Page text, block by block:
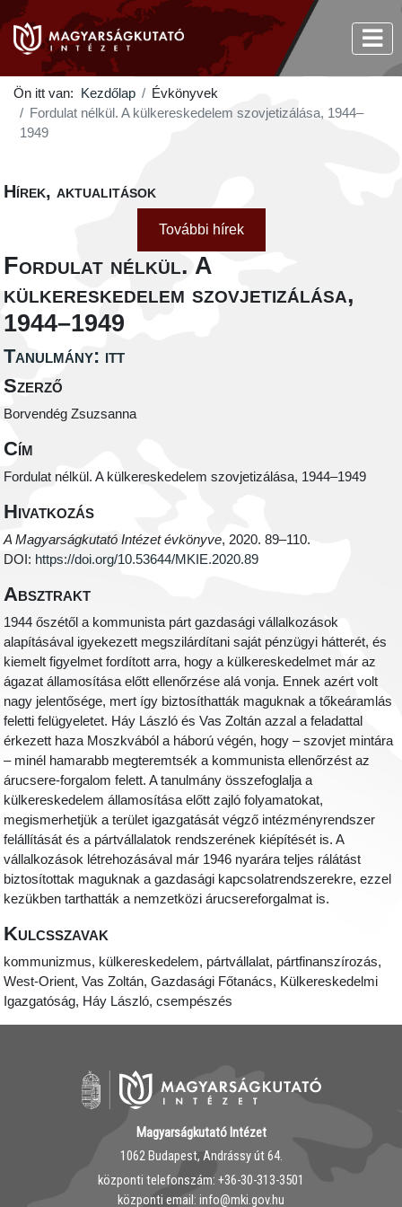
Ön itt van: Kezdőlap
Évkönyvek
Fordulat nélkül. A külkereskedelem szovjetizálása, 1944–
1949
Hírek, aktualitások
További hírek
Fordulat nélkül. A
külkereskedelem szovjetizálása,
1944–1949
Tanulmány: itt
Szerző
Borvendég Zsuzsanna
Cím
Fordulat nélkül. A külkereskedelem szovjetizálása, 1944–1949
Hivatkozás
A Magyarságkutató Intézet évkönyve, 2020. 89–110.
DOI: https://doi.org/10.53644/MKIE.2020.89
Absztrakt
1944 őszétől a kommunista párt gazdasági vállalkozások
alapításával igyekezett megszilárdítani saját pénzügyi hátterét, és
kiemelt figyelmet fordított arra, hogy a külkereskedelmet már az
ágazat államosítása előtt ellenőrzése alá vonja. Ennek azért volt
nagy jelentősége, mert így biztosíthatták maguknak a tőkeáramlás
feletti felügyeletet. Háy László és Vas Zoltán azzal a feladattal
érkezett haza Moszkvából a háború végén, hogy – szovjet mintára
– minél hamarabb megteremtsék a kommunista ellenőrzést az
árucsere-forgalom felett. A tanulmány összefoglalja a
külkereskedelem államosítása előtt zajló folyamatokat,
megismerhetjük a terület igazgatását végző intézményrendszer
felállítását és a pártvállalatok rendszerének kiépítését is. A
vállalkozások létrehozásával már 1946 nyarára teljes rálátást
biztosítottak maguknak a gazdasági kapcsolatrendszerekre, ezzel
kezükben tarthatták a nemzetközi árucsereforgalmat is.
Kulcsszavak
kommunizmus, külkereskedelem, pártvállalat, pártfinanszírozás,
West-Orient, Vas Zoltán, Gazdasági Főtanács, Külkereskedelmi
Igazgatóság, Háy László, csempészés
Magyarságkutató Intézet
1062 Budapest, Andrássy út 64.
központi telefonszám: ‭+36-30-313-3501
központi email: info@mki.gov.hu